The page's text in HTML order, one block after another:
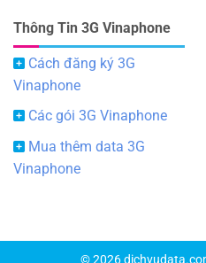
Thông Tin 3G Vinaphone
Cách đăng ký 3G
Vinaphone
Các gói 3G Vinaphone
Mua thêm data 3G
Vinaphone